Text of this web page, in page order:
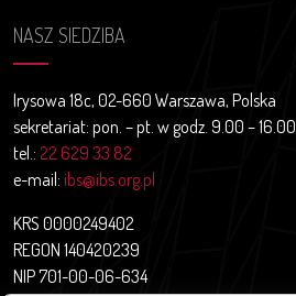
NASZ SIEDZIBA
Irysowa 18c, 02-660 Warszawa, Polska
sekretariat: pon. – pt. w godz. 9.00 – 16.00
tel.: 22 629 33 82
e-mail: ibs@ibs.org.pl
KRS 0000249402
REGON 140420239
NIP 701-00-06-634